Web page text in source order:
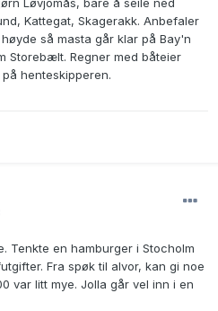
Løvjomås, bare å seile ned
Kattegat, Skagerakk. Anbefaler
så masta går klar på Bay'n
Storebælt. Regner med båteier
henteskipperen.
Tenkte en hamburger i Stocholm
Fra spøk til alvor, kan gi noe
var litt mye. Jolla går vel inn i en